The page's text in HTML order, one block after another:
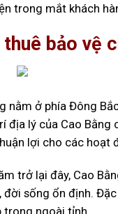
trong mắt khách
thuê bảo vệ
nằm ở phía Đông
địa lý của Cao
lợi cho các hoạt
trở lại đây, Cao
đời sống ổn định.